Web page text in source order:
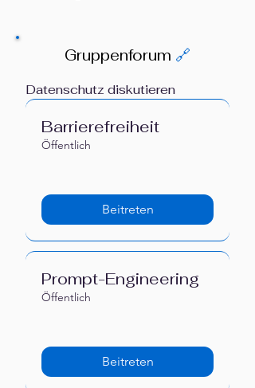
Gruppenforum 🔗
Datenschutz diskutieren
Barrierefreiheit
Öffentlich
Beitreten
Prompt-Engineering
Öffentlich
Beitreten